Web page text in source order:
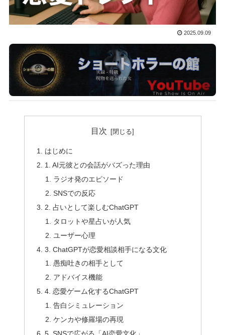
2025.09.09
目次
はじめに
1. AI元彼との会話がバズった理由
ラジオ発のエピソード
SNSでの反応
2. 占いとして楽しむChatGPT
タロットや星占いが人気
ユーザー心理
3. ChatGPTが恋愛相談相手になる文化
愚痴吐きの相手として
アドバイス機能
4. 恋愛ゲーム化するChatGPT
告白シミュレーション
ケンカや修羅場の再現
5. SNSで広がる「AI恋愛文化」